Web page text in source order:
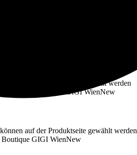
auf der Produktseite gewählt werden
New
auf der Produktseite gewählt werden
New